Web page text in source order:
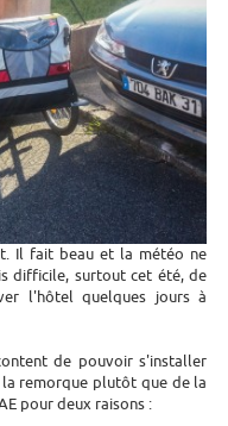
Il fait beau et la météo ne
difficile, surtout cet été, de
l'hôtel quelques jours à
de pouvoir s'installer
remorque plutôt que de la
pour deux raisons :